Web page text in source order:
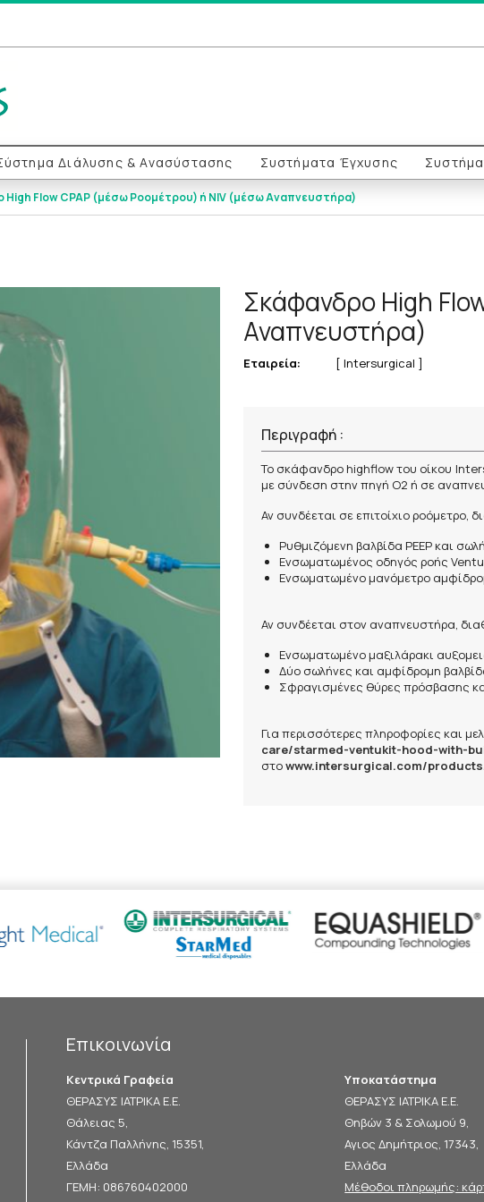
Διάλυσης & Ανασύστασης Συστήματα Έγχυσης
High Flow CPAP (μέσω Ροομέτρου) ή NIV (μέσω Αναπνευστήρα)
Σκάφανδρο High
Αναπνευστήρα)
Εταιρεία: [ Intersurgical ]
Περιγραφή :
Το σκάφανδρο highflow του οίκου
με σύνδεση στην πηγή O2 ή σε
Αν συνδέεται σε επιτοίχιο ροόμετρο,
Ρυθμιζόμενη βαλβίδα PEEP και
Ενσωματωμένος οδηγός ροής
Eνσωματωμένο μανόμετρο
Αν συνδέεται στον αναπνευστήρα,
Ενσωματωμένο μαξιλάρακι
Δύο σωλήνες και αμφίδρομη
Σφραγισμένες θύρες πρόσβασης
Για περισσότερες πληροφορίες και
care/starmed-ventukit-hood-with-
στοwww.intersurgical.com/
Επικοινωνία
Κεντρικά Γραφεία
ΘΕΡΑΣΥΣ ΙΑΤΡΙΚΑ Ε.Ε.
Θάλειας 5,
Κάντζα Παλλήνης, 15351,
Ελλάδα
ΓΕΜΗ: 086760402000
Υποκατάστημα
ΘΕΡΑΣΥΣ ΙΑΤΡΙΚΑ Ε.Ε.
Θηβών 3 & Σολωμού 9,
Αγιος Δημήτριος, 17343,
Ελλάδα
Μέθοδοι πληρωμής: